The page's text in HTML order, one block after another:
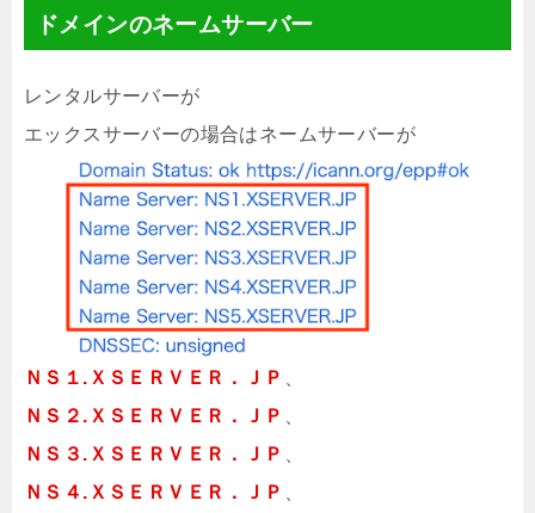
ドメインのネームサーバー
レンタルサーバーが
エックスサーバーの場合はネームサーバーが
ＮＳ１.ＸＳＥＲＶＥＲ．ＪＰ
ＮＳ２.ＸＳＥＲＶＥＲ．ＪＰ
ＮＳ３.ＸＳＥＲＶＥＲ．ＪＰ
ＮＳ４.ＸＳＥＲＶＥＲ．ＪＰ